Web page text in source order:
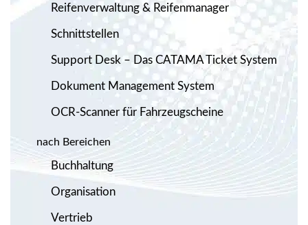
Reifenverwaltung & Reifenmanager
Schnittstellen
Support Desk – Das CATAMA Ticket System
Dokument Management System
OCR-Scanner für Fahrzeugscheine
nach Bereichen
Buchhaltung
Organisation
Vertrieb